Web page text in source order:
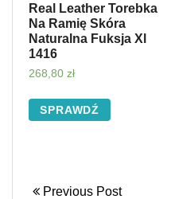
Real Leather Torebka
Na Ramię Skóra
Naturalna Fuksja Xl
1416
268,80 zł
SPRAWDŹ
Previous Post